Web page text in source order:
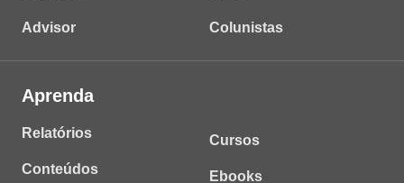
Advisor Colunistas
Aprenda
Relatórios
Conteúdos
Cursos
Ebooks